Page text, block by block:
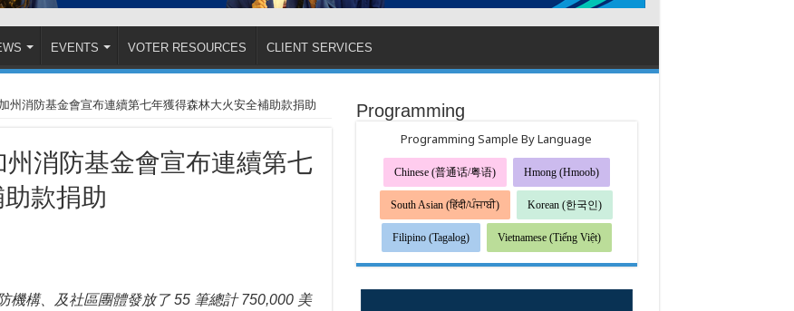
EVENTS VOTER RESOURCES CLIENT SERVICES
州消防基金會宣布連續第七年獲得森林大火安全補助款捐助
消防基金會宣布連續第七
款捐助
機構、及社區團體發放了 55 筆總計 750,000 美
Programming
Programming Sample By Language
Chinese (普通话/粤语) Hmong (Hmoob)
South Asian (हिंदी/ਪੰਜਾਬੀ) Korean (한국인)
Filipino (Tagalog) Vietnamese (Tiếng Việt)